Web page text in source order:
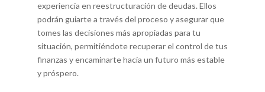
experiencia en reestructuración de deudas. Ellos
podrán guiarte a través del proceso y asegurar que
tomes las decisiones más apropiadas para tu
situación, permitiéndote recuperar el control de tus
finanzas y encaminarte hacia un futuro más estable
y próspero.